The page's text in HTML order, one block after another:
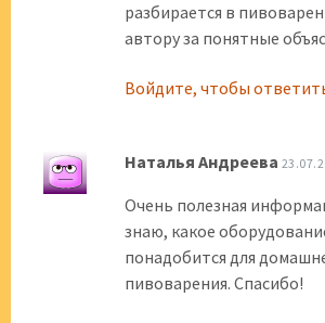
разбирается в
автору за понятные
Войдите, чтобы
Наталья Андреева
Очень полезная
знаю, какое
понадобится для
пивоварения. Спасибо!